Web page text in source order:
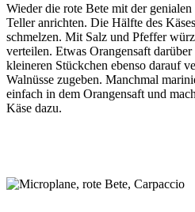
Wieder die rote Bete mit der
Teller anrichten. Die Hälfte des
schmelzen. Mit Salz und Pfeffer
verteilen. Etwas Orangensaft
kleineren Stückchen ebenso darauf
Walnüsse zugeben. Manchmal
einfach in dem Orangensaft und
Käse dazu.